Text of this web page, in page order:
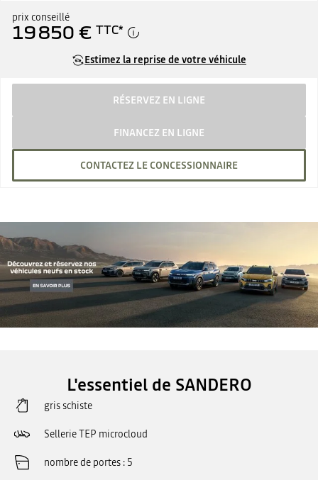
prix conseillé
19 850 € TTC*
Estimez la reprise de votre véhicule
RÉSERVEZ EN LIGNE
FINANCEZ EN LIGNE
CONTACTEZ LE CONCESSIONNAIRE
L'essentiel de SANDERO
gris schiste
Sellerie TEP microcloud
nombre de portes 5